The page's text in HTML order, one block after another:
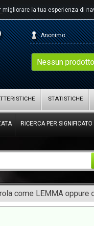
la tua esperienza di
Nessun
Anonimo
STATISTICHE
RICERCA PER SIGNIFICATO
come LEMMA oppure